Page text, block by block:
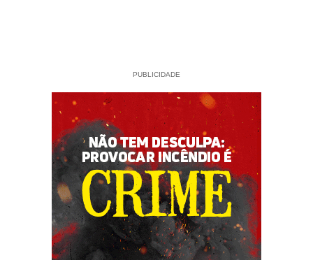
PUBLICIDADE